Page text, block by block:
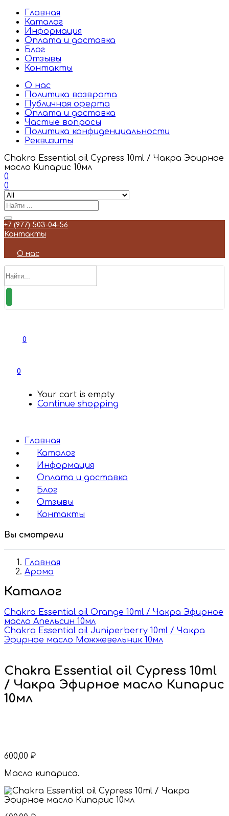
Главная
Каталог
Информация
Оплата и доставка
Блог
Отзывы
Контакты
О нас
Политика возврата
Публичная оферта
Оплата и доставка
Частые вопросы
Политика конфиденциальности
Реквизиты
Chakra Essential oil Cypress 10ml / Чакра Эфирное
масло Кипарис 10мл
0
0
+7 (977) 503-04-56
Контакты
О нас
0
0
Your cart is empty
Continue shopping
Главная
Каталог
Информация
Оплата и доставка
Блог
Отзывы
Контакты
Вы смотрели
Главная
Арома
Каталог
Chakra Essential oil Orange 10ml / Чакра Эфирное
масло Апельсин 10мл
Chakra Essential oil Juniperberry 10ml / Чакра
Эфирное масло Можжевельник 10мл
Chakra Essential oil Cypress 10ml
/ Чакра Эфирное масло Кипарис
10мл
600,00 ₽
Масло кипариса.